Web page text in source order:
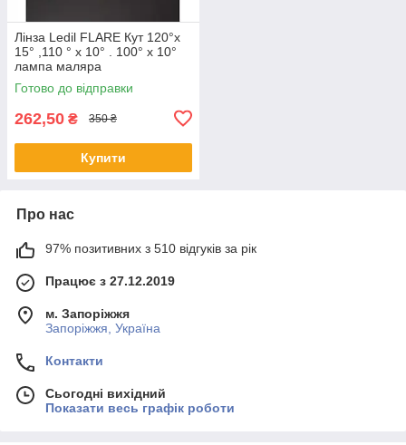
Лінза Ledil FLARE Кут 120°х
15° ,110 ° х 10° . 100° x 10°
лампа маляра
Готово до відправки
262,50 ₴ 350 ₴
Купити
Про нас
97% позитивних з 510 відгуків за рік
Працює з 27.12.2019
м. Запоріжжя
Запоріжжя, Україна
Контакти
Сьогодні вихідний
Показати весь графік роботи